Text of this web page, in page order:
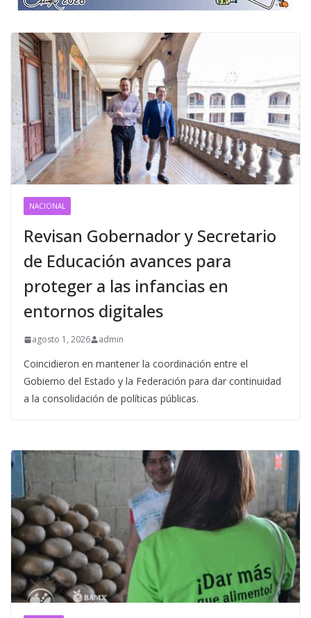
NACIONAL
Revisan Gobernador y Secretario
de Educación avances para
proteger a las infancias en
entornos digitales
agosto 1, 2026 admin
Coincidieron en mantener la coordinación entre el
Gobierno del Estado y la Federación para dar continuidad
a la consolidación de políticas públicas.